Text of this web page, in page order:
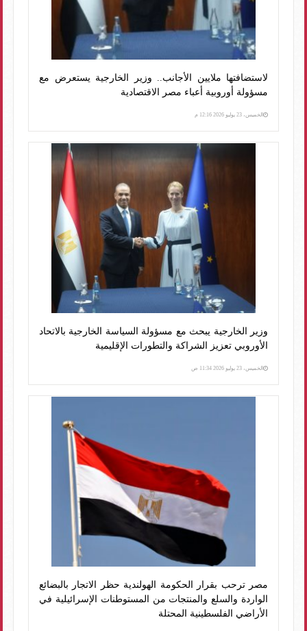
لاستضافتها ملايين الأجانب.. وزير الخارجية يستعرض مع
مسؤولة أوروبية أعباء مصر الاقتصادية
الخميس، 23 يوليو 2026 12:16 م
وزير الخارجية يبحث مع مسؤولة السياسة الخارجية بالاتحاد
الأوروبي تعزيز الشراكة والتطورات الإقليمية
الخميس، 23 يوليو 2026 11:34 ص
مصر ترحب بقرار الحكومة الهولندية حظر الاتجار بالبضائع
الواردة والسلع والمنتجات من المستوطنات الإسرائيلية في
الأراضي الفلسطينية المحتلة